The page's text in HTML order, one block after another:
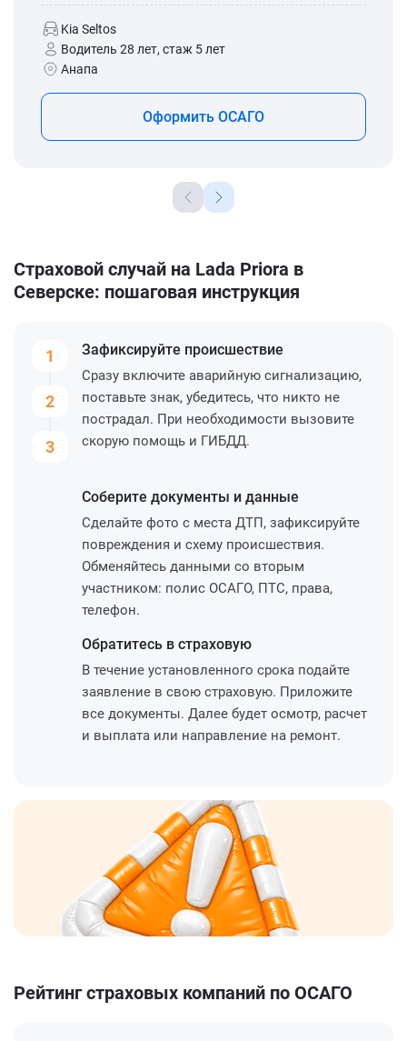
Kia Seltos
Водитель 28 лет, стаж 5 лет
Анапа
Оформить ОСАГО
Страховой случай на Lada Priora в
Северске: пошаговая инструкция
1
2
3
Зафиксируйте происшествие
Сразу включите аварийную сигнализацию,
поставьте знак, убедитесь, что никто не
пострадал. При необходимости вызовите
скорую помощь и ГИБДД.
Соберите документы и данные
Сделайте фото с места ДТП, зафиксируйте
повреждения и схему происшествия.
Обменяйтесь данными со вторым
участником: полис ОСАГО, ПТС, права,
телефон.
Обратитесь в страховую
В течение установленного срока подайте
заявление в свою страховую. Приложите
все документы. Далее будет осмотр, расчет
и выплата или направление на ремонт.
Рейтинг страховых компаний по ОСАГО